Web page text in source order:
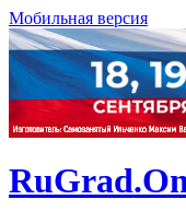
Мобильная версия